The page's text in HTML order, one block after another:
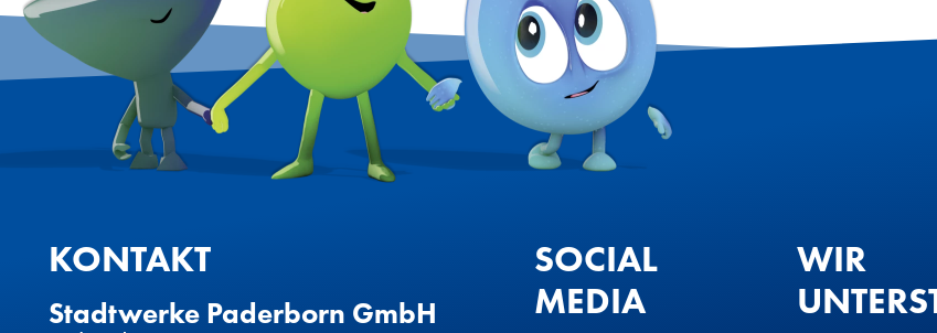
KONTAKT
Stadtwerke Paderborn GmbH
SOCIAL
MEDIA
WIR